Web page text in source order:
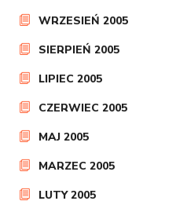
WRZESIEŃ 2005
SIERPIEŃ 2005
LIPIEC 2005
CZERWIEC 2005
MAJ 2005
MARZEC 2005
LUTY 2005